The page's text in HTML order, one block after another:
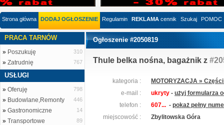
Strona główna DODAJ OGŁOSZENIE Regulamin REKLAMA cennik Szukaj POMOC
PRACA TARNÓW
» Poszukuję 310
» Zatrudnię 767
USŁUGI
» Oferuję 798
» Budowlane,Remonty 446
» Gastronomiczne 14
» Transportowe 89
Ogłoszenie #2050819
Thule belka nośna, bagażnik z
kategoria :
MOTORYZACJA »
e-mail :
ukryty - użyj formularza
telefon :
607... - pokaż pełny
miejscowość :
Zbylitowska Góra